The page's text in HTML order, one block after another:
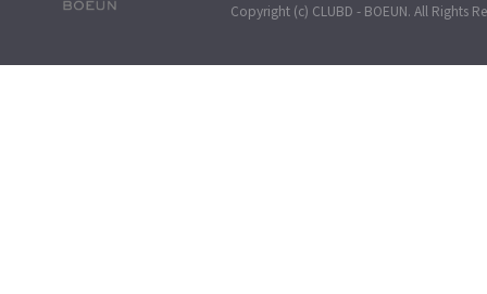
Copyright (c) CLUBD - BOEUN. All Rights